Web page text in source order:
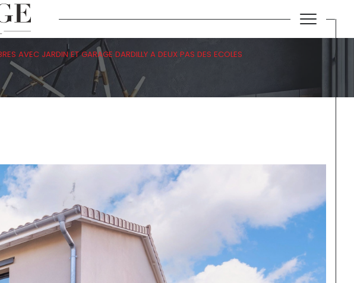
AVEC JARDIN ET GARAGE DARDILLY A DEUX PAS DES ECOLES